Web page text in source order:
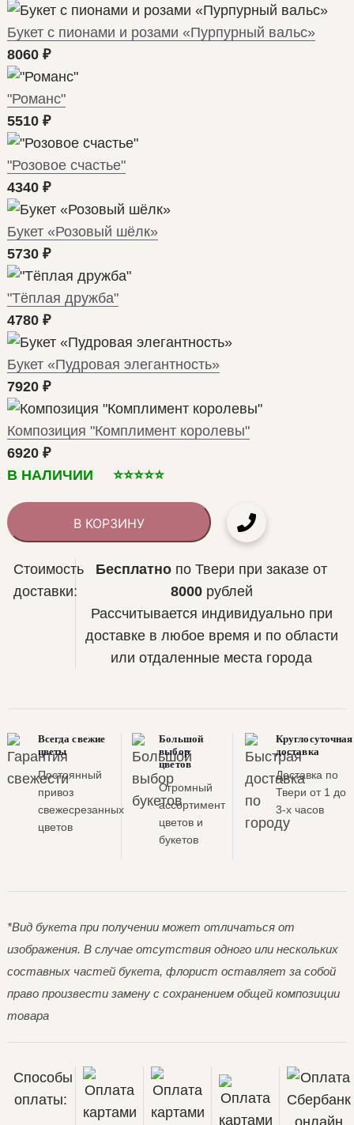
Букет с пионами и розами «Пурпурный вальс»
8060 ₽
"Романс"
5510 ₽
"Розовое счастье"
4340 ₽
Букет «Розовый шёлк»
5730 ₽
"Тёплая дружба"
4780 ₽
Букет «Пудровая элегантность»
7920 ₽
Композиция "Комплимент королевы"
6920 ₽
В НАЛИЧИИ ⭐️⭐️⭐️⭐️⭐️
В КОРЗИНУ
Стоимость
доставки:
Бесплатно по Твери при заказе от
8000 рублей
Рассчитывается индивидуально при
доставке в любое время и по области
или отдаленные места города
Всегда свежие
цветы
Постоянный
привоз
свежесрезанных
цветов
Большой
выбор
цветов
Огромный
ассортимент
цветов и
букетов
Круглосуточная
доставка
Доставка по
Твери от 1 до
3-х часов
*Вид букета при получении может отличаться от
изображения. В случае отсутствия одного или нескольких
составных частей букета, флорист оставляет за собой
право произвести замену с сохранением общей композиции
товара
Способы
оплаты: